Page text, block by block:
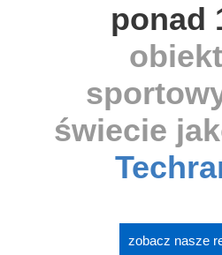
ponad
świecie
zobacz nasze